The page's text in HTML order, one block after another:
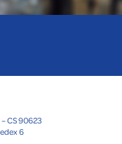
CS 90623
6